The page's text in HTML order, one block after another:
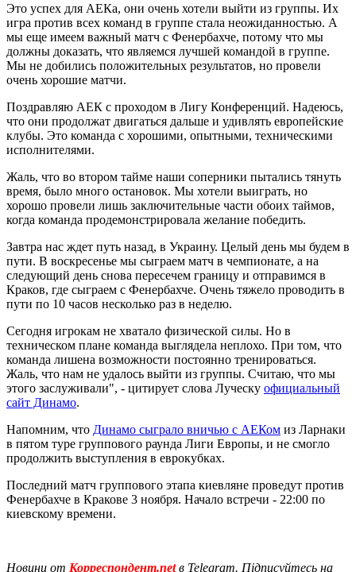
Это успех для АЕКа, они очень хотели выйти из группы. Их
игра против всех команд в группе стала неожиданностью. А
мы еще имеем важный матч с Фенербахче, потому что мы
должны доказать, что являемся лучшей командой в группе.
Мы не добились положительных результатов, но провели
очень хорошие матчи.
Поздравляю АЕК с проходом в Лигу Конференций. Надеюсь,
что они продолжат двигаться дальше и удивлять европейские
клубы. Это команда с хорошими, опытными, техническими
исполнителями.
Жаль, что во втором тайме наши соперники пытались тянуть
время, было много остановок. Мы хотели выиграть, но
хорошо провели лишь заключительные части обоих таймов,
когда команда продемонстрировала желание победить.
Завтра нас ждет путь назад, в Украину. Целый день мы будем в
пути. В воскресенье мы сыграем матч в чемпионате, а на
следующий день снова пересечем границу и отправимся в
Краков, где сыграем с Фенербахче. Очень тяжело проводить в
пути по 10 часов несколько раз в неделю.
Сегодня игрокам не хватало физической силы. Но в
техническом плане команда выглядела неплохо. При том, что
команда лишена возможности постоянно тренироваться.
Жаль, что нам не удалось выйти из группы. Считаю, что мы
этого заслуживали", - цитирует слова Луческу официальный
сайт Динамо.
Напомним, что Динамо сыграло вничью с АЕКом из Ларнаки
в пятом туре группового раунда Лиги Европы, и не смогло
продолжить выступления в еврокубках.
Последний матч группового этапа киевляне проведут против
Фенербахче в Кракове 3 ноября. Начало встречи - 22:00 по
киевскому времени.
Новини от Корреспондент.netв Telegram. Підписуйтесь на